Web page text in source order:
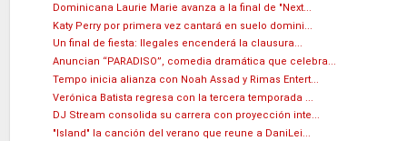
Dominicana Laurie Marie avanza a la final de "Next...
Katy Perry por primera vez cantará en suelo domini...
Un final de fiesta: Ilegales encenderá la clausura...
Anuncian “PARADISO”, comedia dramática que celebra...
Tempo inicia alianza con Noah Assad y Rimas Entert...
Verónica Batista regresa con la tercera temporada ...
DJ Stream consolida su carrera con proyección inte...
"Island" la canción del verano que reune a DaniLei...